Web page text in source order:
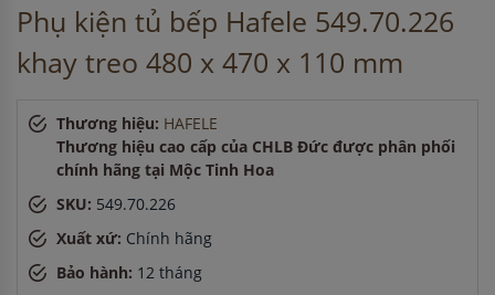
Anh Hùng-
ở Cần Thơ đã mua chậu vòi rửa bát cách đây 15
phút
Chị Thảo-ở Quảng Ninh đã đặt máy hút mùi cách đây 1 giờ
Chị Lan
Anh Nam
Anh Hùng
-ở TP. Hồ Chí Minh đã mua chậu vòi rửa bát
cách đây 45 phút
ở Cần Thơ đã mua chậu vòi rửa bát cách đây 15
phút
Chị Thảo -ở Quảng Ninh đã đặt máy hút mùi cách đây 1 giờ
Phụ kiện tủ bếp Hafele 549.70.226
khay treo 480 x 470 x 110 mm
Thương hiệu: HAFELE
Thương hiệu cao cấp của CHLB Đức được phân phối
chính hãng tại Mộc Tinh Hoa
SKU: 549.70.226
Xuất xứ: Chính hãng
Bảo hành: 12 tháng